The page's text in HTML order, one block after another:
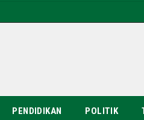
PENDIDIKAN POLITIK